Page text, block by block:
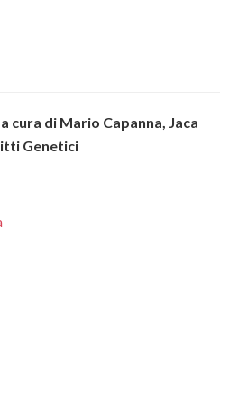
cura di Mario Capanna, Jaca
Genetici